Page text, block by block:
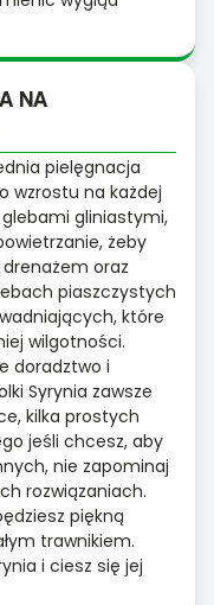
NA
pielęgnacja
wzrostu na każdej
gliniastymi,
żeby
oraz
piaszczystych
które
wilgotności.
doradztwo i
Syrynia zawsze
kilka prostych
jeśli chcesz, aby
nie zapominaj
rozwiązaniach.
piękną
trawnikiem.
i ciesz się jej